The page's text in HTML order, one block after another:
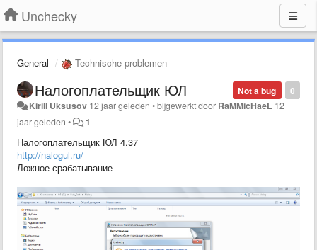
Unchecky
General Technische problemen
0
Not a bug
Налогоплательщик ЮЛ
Kirill Uksusov 12 jaar geleden •bijgewerkt door RaMMicHaeL 12
jaar geleden • 1
Налогоплательщик ЮЛ 4.37
http://nalogul.ru/
Ложное срабатывание